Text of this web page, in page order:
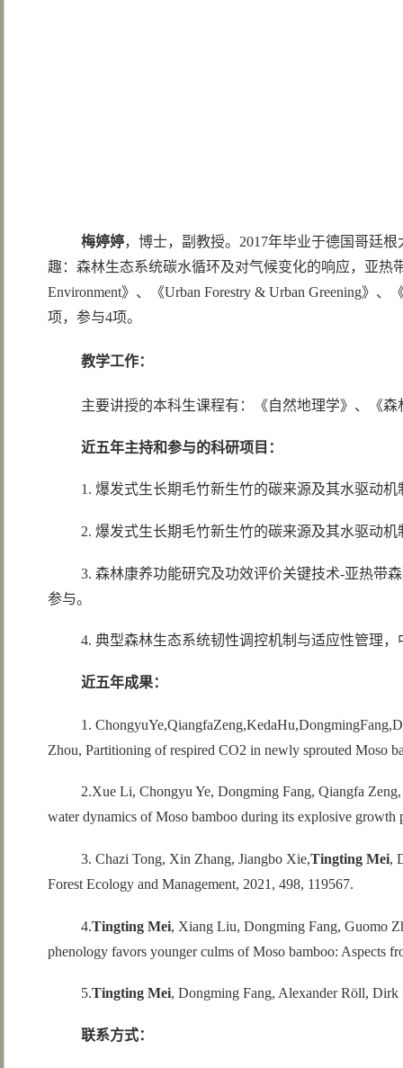
梅婷婷，博士，副教授。2017年毕业于德国哥廷
趣：森林生态系统碳水循环及对气候变化的响应，亚热
Environment》、《Urban Forestry & Urban Greening
项，参与4项。
教学工作：
主要讲授的本科生课程有：《自然地理学》、《森
近五年主持和参与的科研项目：
1. 爆发式生长期毛竹新生竹的碳来源及其水驱动
2. 爆发式生长期毛竹新生竹的碳来源及其水驱动机
3. 森林康养功能研究及功效评价关键技术-亚热带
参与。
4. 典型森林生态系统韧性调控机制与适应性管理
近五年成果：
1.
Zhou, Partitioning of respired CO2 in newly sprouted Moso
2.Xue Li, Chongyu Ye, Dongming Fang, Qiangfa
water dynamics of Moso bamboo during its explosive
3. Chazi Tong, Xin Zhang, Jiangbo Xie,Tingting Mei,
Forest Ecology and Management, 2021, 498, 119567.
4.Tingting Mei, Xiang Liu, Dongming Fang, Guomo
phenology favors younger culms of Moso bamboo: Aspects
5.Tingting Mei, Dongming Fang, Alexander Röll, Dirk
联系方式：